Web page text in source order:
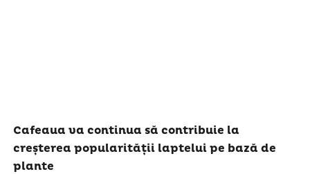
Cafeaua va continua să contribuie la
creșterea popularității laptelui pe bază de
plante